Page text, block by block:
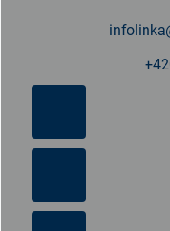
infolinka